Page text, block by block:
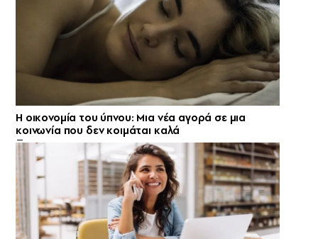
Η οικονομία του ύπνου: Μια νέα αγορά σε μια
κοινωνία που δεν κοιμάται καλά